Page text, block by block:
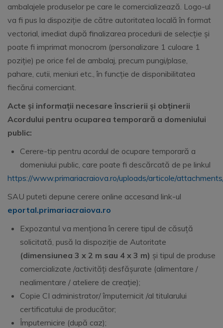
ambalajele produselor pe care le comercializează. Logo-ul
va fi pus la dispoziție de către autoritatea locală în format
vectorial, imediat după finalizarea procedurii de selecție și
poate fi imprimat monocrom (personalizare 1 culoare 1
poziție) pe orice fel de ambalaj, precum pungi/plase,
pahare, cutii, meniuri etc., în funcție de disponibilitatea
fiecărui comerciant.
Acte și informații necesare înscrierii și obținerii
Acordului pentru ocuparea temporară a domeniului
public:
Cerere-tip pentru acordul de ocupare temporară a
domeniului public, care poate fi descărcată de pe linkul
https://www.primariacraiova.ro/uploads/articole/
SAU puteti depune cerere online accesand link-ul
eportal.primariacraiova.ro
Expozantul va menționa în cerere tipul de căsuță
solicitată, pusă la dispoziție de Autoritate
(dimensiunea 3 x 2 m sau 4 x 3 m) și tipul de produse
comercializate /activități desfășurate (alimentare /
nealimentare / ateliere de creație);
Copie CI administrator/ împuternicit /al titularului
certificatului de producător;
Împuternicire (după caz);